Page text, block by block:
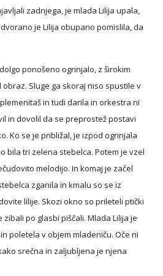
zadnjega, je mlada Lilija upala,
je Lilija obupano pomislila, da
ponošeno ogrinjalo, z širokim
Sluge ga skoraj niso spustile v
in tudi darila in orkestra ni
in dovolil da se preprostež postavi
Ko se je približal, je izpod ogrinjala
bila tri zelena stebelca. Potem je vzel
melodijo. In komaj je začel
zganila in kmalu so se iz
lilije. Skozi okno so prileteli ptički
po glasbi piščali. Mlada Lilija je
poletela v objem mladeniču. Oče ni
srečna in zaljubljena je njena